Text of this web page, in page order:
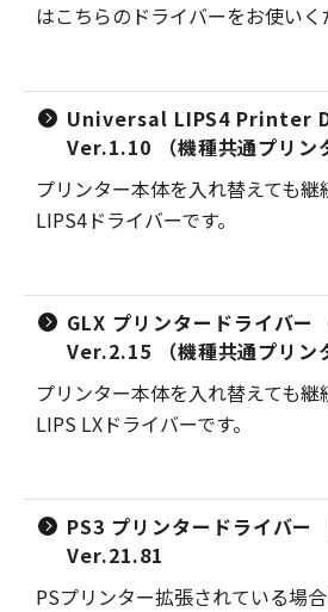
はこちらのドライバーをお使いく
Universal LIPS4 Printer
Ver.1.10 （機種共通プリン
プリンター本体を入れ替えても
LIPS4ドライバーです。
GLX プリンタードライバー
Ver.2.15 （機種共通プリン
プリンター本体を入れ替えても
LIPS LXドライバーです。
PS3 プリンタードライバー
Ver.21.81
PSプリンター拡張されている場合